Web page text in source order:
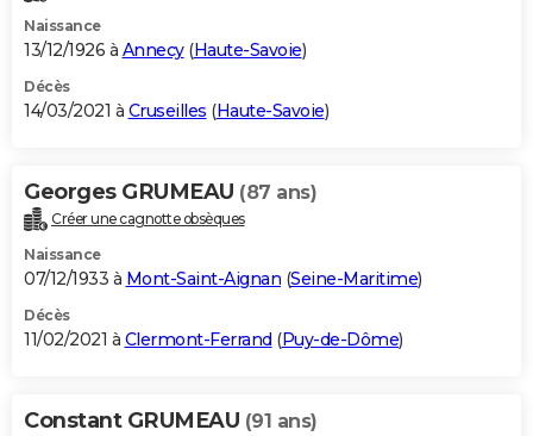
Naissance
13/12/1926 à Annecy(Haute-Savoie)
Décès
14/03/2021 à Cruseilles (Haute-Savoie)
Georges GRUMEAU (87 ans)
Créer une cagnotte obsèques
Naissance
07/12/1933 à Mont-Saint-Aignan (Seine-Maritime)
Décès
11/02/2021 à Clermont-Ferrand (Puy-de-Dôme)
Constant GRUMEAU (91 ans)